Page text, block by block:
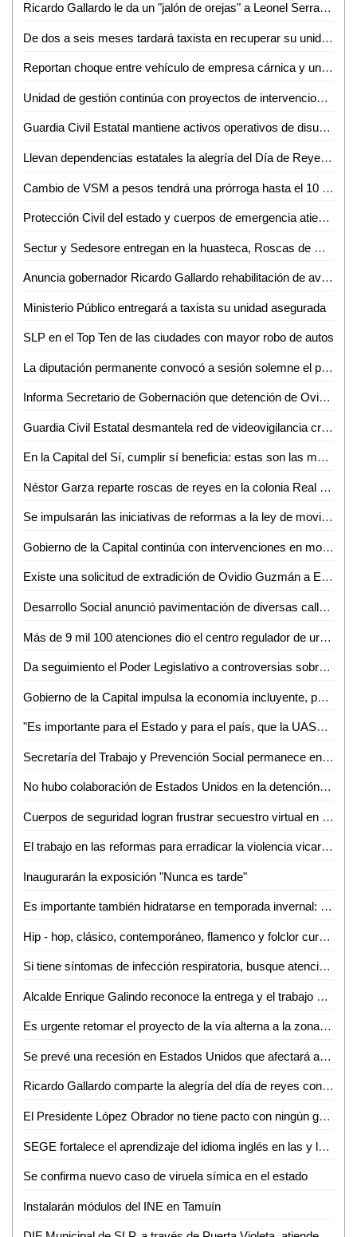
Ricardo Gallardo le da un "jalón de orejas" a Leonel Serrato por comentarios hacía la ex magistrada del STJE
De dos a seis meses tardará taxista en recuperar su unidad asegurada
Reportan choque entre vehículo de empresa cárnica y una moto
Unidad de gestión continúa con proyectos de intervenciones en monumentos históricos, artísticos y mobiliario urbano de la zona
Guardia Civil Estatal mantiene activos operativos de disuasión en zonas centro y altiplano
Llevan dependencias estatales la alegría del Día de Reyes a comunidades de Villa de Ramos
Cambio de VSM a pesos tendrá una prórroga hasta el 10 de enero: Mario Rojas
Protección Civil del estado y cuerpos de emergencia atienden accidente en la carretera 57
Sectur y Sedesore entregan en la huasteca, Roscas de Reyes enviadas por el gobernador
Anuncia gobernador Ricardo Gallardo rehabilitación de avenida seminario y encapsulamiento de canal de aguas negras
Ministerio Público entregará a taxista su unidad asegurada
SLP en el Top Ten de las ciudades con mayor robo de autos
La diputación permanente convocó a sesión solemne el próximo 12 de enero para conmemorar el centenario de la Universidad Autónoma de San Luis Potosí
Informa Secretario de Gobernación que detención de Ovidio "N" fue en flagrancia por varios delitos
Guardia Civil Estatal desmantela red de videovigilancia criminal en Tamasopo
En la Capital del Sí, cumplir sí beneficia: estas son las múltiples opciones para pagar tu predial 2023
Néstor Garza reparte roscas de reyes en la colonia Real Campestre
Se impulsarán las iniciativas de reformas a la ley de movilidad del estado, la ley de participación ciudadana y la reforma integral a la ASE
Gobierno de la Capital continúa con intervenciones en monumentos y mobiliario urbano del Centro Histórico
Existe una solicitud de extradición de Ovidio Guzmán a Estados Unidos: Marcelo Ebrard
Desarrollo Social anunció pavimentación de diversas calles y mejoramiento de luminarias en Ciudad Valles
Más de 9 mil 100 atenciones dio el centro regulador de urgencias médicas (CRUM) en 2022
Da seguimiento el Poder Legislativo a controversias sobre la ley electoral presentadas en la Suprema Corte de Justicia de la Nación
Gobierno de la Capital impulsa la economía incluyente, para personas en situación vulnerable
"Es importante para el Estado y para el país, que la UASLP cumpla 100 años de vida autónoma y productiva": Dr. Alejandro Javier Zermeño Guerra
Secretaría del Trabajo y Prevención Social permanece en funcionamiento: Lorenzo Estrada
No hubo colaboración de Estados Unidos en la detención de Ovidio Guzmán: AMLO
Cuerpos de seguridad logran frustrar secuestro virtual en Rioverde
El trabajo en las reformas para erradicar la violencia vicaria continúa hasta evitar el daño que se provoca a las mujeres y sus hijos e hijas
Inaugurarán la exposición "Nunca es tarde"
Es importante también hidratarse en temporada invernal: IMSS San Luis Potosí
Hip - hop, clásico, contemporáneo, flamenco y folclor cursos en el IPBA
Si tiene síntomas de infección respiratoria, busque atención médica
Alcalde Enrique Galindo reconoce la entrega y el trabajo diario del personal de Parques y Jardines
Es urgente retomar el proyecto de la vía alterna a la zona industrial para mejorar la movilidad urbana: Dip. José Antonio Lorca Valle
Se prevé una recesión en Estados Unidos que afectará a México: Adán Moctezuma
Ricardo Gallardo comparte la alegría del día de reyes con entrega de roscas en la zona metropolitana
El Presidente López Obrador no tiene pacto con ningún grupo del crimen organizado: Gabino Morales
SEGE fortalece el aprendizaje del idioma inglés en las y los niños potosinos
Se confirma nuevo caso de viruela símica en el estado
Instalarán módulos del INE en Tamuín